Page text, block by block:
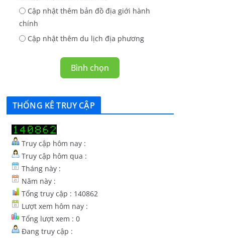
Cập nhật thêm bản đồ địa giới hành
chính
Cập nhật thêm du lịch địa phương
Bình chọn
THỐNG KÊ TRUY CẬP
Truy cập hôm nay :
Truy cập hôm qua :
Tháng này :
Năm này :
Tổng truy cập : 140862
Lượt xem hôm nay :
Tổng lượt xem : 0
Đang truy cập :